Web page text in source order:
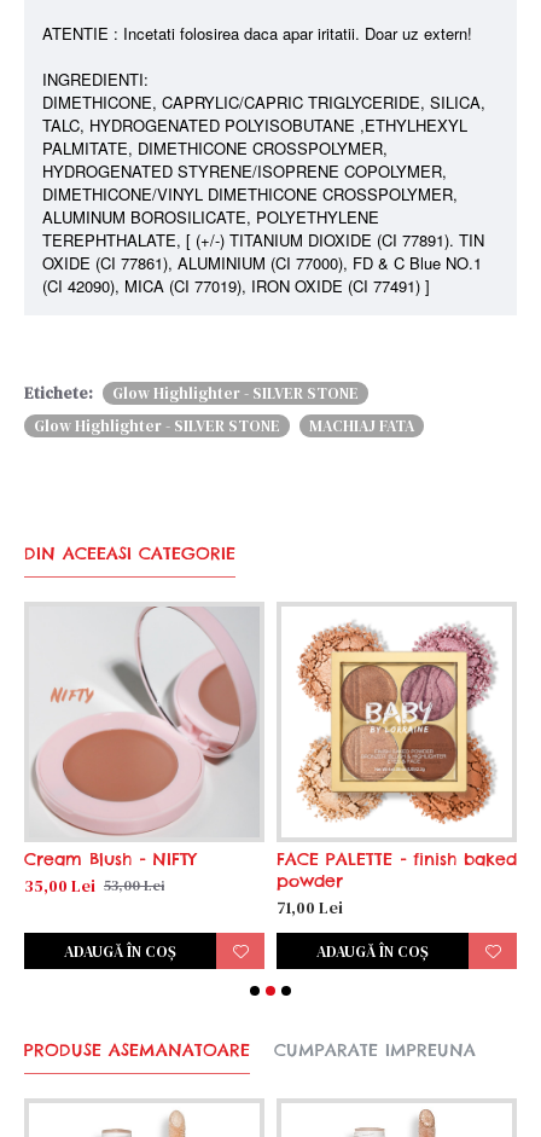
ATENTIE : Incetati folosirea daca apar iritatii. Doar uz extern!
INGREDIENTI:
DIMETHICONE, CAPRYLIC/CAPRIC TRIGLYCERIDE, SILICA,
TALC, HYDROGENATED POLYISOBUTANE ,ETHYLHEXYL
PALMITATE, DIMETHICONE CROSSPOLYMER,
HYDROGENATED STYRENE/ISOPRENE COPOLYMER,
DIMETHICONE/VINYL DIMETHICONE CROSSPOLYMER,
ALUMINUM BOROSILICATE, POLYETHYLENE
TEREPHTHALATE, [ (+/-) TITANIUM DIOXIDE (CI 77891). TIN
OXIDE (CI 77861), ALUMINIUM (CI 77000), FD & C Blue NO.1
(CI 42090), MICA (CI 77019), IRON OXIDE (CI 77491) ]
Etichete:
Glow Highlighter - SILVER STONE
Glow Highlighter - SILVER STONE
MACHIAJ FATA
DIN ACEEASI CATEGORIE
Cream Blush - NIFTY
35,00 Lei 53,00 Lei
ADAUGĂ ÎN COŞ
FACE PALETTE - finish baked
powder
71,00 Lei
ADAUGĂ ÎN COŞ
PRODUSE ASEMANATOARE CUMPARATE IMPREUNA